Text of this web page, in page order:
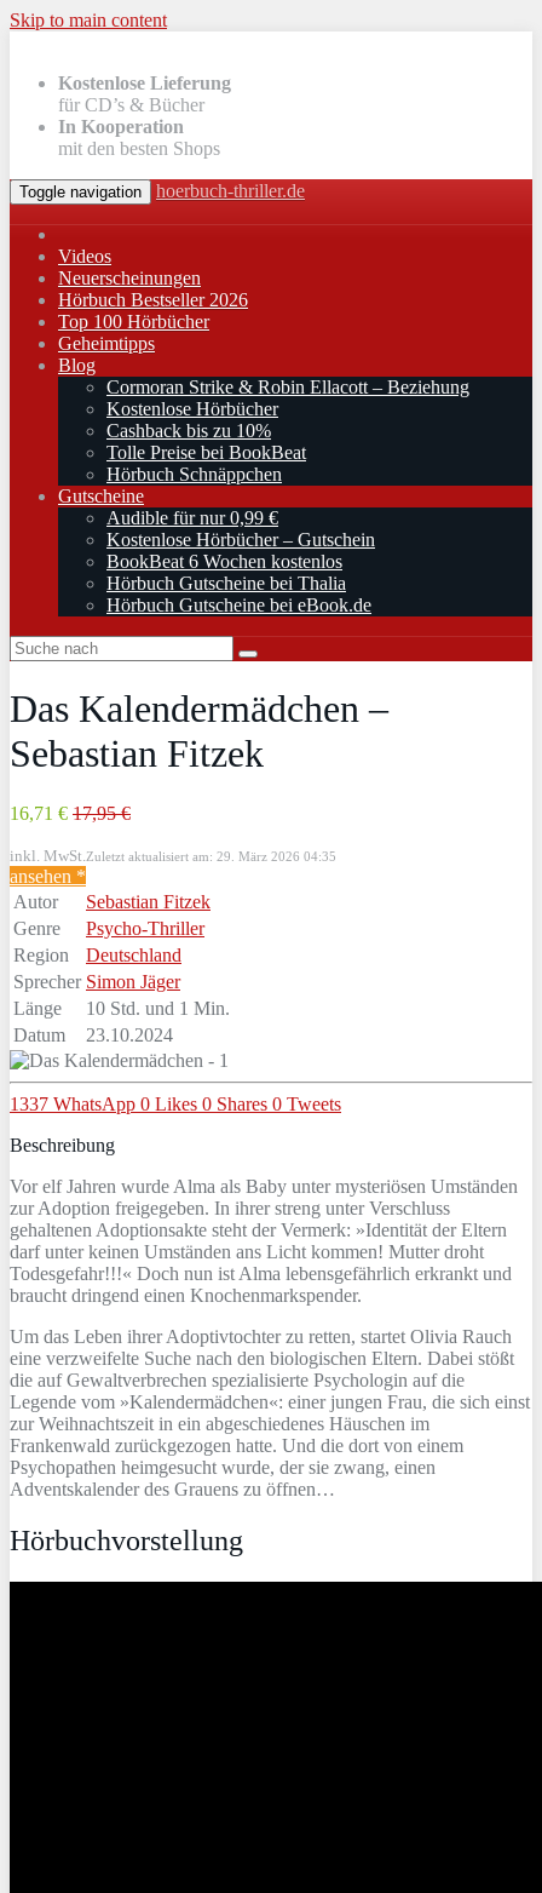
Skip to main content
Kostenlose Lieferung
für CD’s & Bücher
In Kooperation
mit den besten Shops
Toggle navigation hoerbuch-thriller.de
Videos
Neuerscheinungen
Hörbuch Bestseller 2026
Top 100 Hörbücher
Geheimtipps
Blog
Cormoran Strike & Robin Ellacott – Beziehung
Kostenlose Hörbücher
Cashback bis zu 10%
Tolle Preise bei BookBeat
Hörbuch Schnäppchen
Gutscheine
Audible für nur 0,99 €
Kostenlose Hörbücher – Gutschein
BookBeat 6 Wochen kostenlos
Hörbuch Gutscheine bei Thalia
Hörbuch Gutscheine bei eBook.de
Das Kalendermädchen –
Sebastian Fitzek
16,71 € 17,95 €
inkl. MwSt. Zuletzt aktualisiert am: 29. März 2026 04:35
ansehen *
Autor
Sebastian Fitzek
Genre
Psycho-Thriller
Region
Deutschland
Sprecher Simon Jäger
Länge
10 Std. und 1 Min.
Datum
23.10.2024
1337 WhatsApp 0 Likes 0 Shares 0 Tweets
Beschreibung
Vor elf Jahren wurde Alma als Baby unter mysteriösen Umständen
zur Adoption freigegeben. In ihrer streng unter Verschluss
gehaltenen Adoptionsakte steht der Vermerk: »Identität der Eltern
darf unter keinen Umständen ans Licht kommen! Mutter droht
Todesgefahr!!!« Doch nun ist Alma lebensgefährlich erkrankt und
braucht dringend einen Knochenmarkspender.
Um das Leben ihrer Adoptivtochter zu retten, startet Olivia Rauch
eine verzweifelte Suche nach den biologischen Eltern. Dabei stößt
die auf Gewaltverbrechen spezialisierte Psychologin auf die
Legende vom »Kalendermädchen«: einer jungen Frau, die sich einst
zur Weihnachtszeit in ein abgeschiedenes Häuschen im
Frankenwald zurückgezogen hatte. Und die dort von einem
Psychopathen heimgesucht wurde, der sie zwang, einen
Adventskalender des Grauens zu öffnen…
Hörbuchvorstellung